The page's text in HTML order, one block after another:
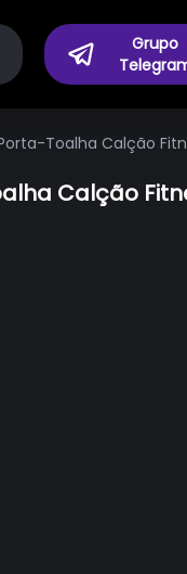
Grupo
Toalha Calção
Calção